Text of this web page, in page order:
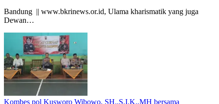
Bandung || www.bkrinews.or.id, Ulama kharismatik yang juga
Dewan…
Kombes pol Kusworo Wibowo, SH.,S.I.K.,MH bersama